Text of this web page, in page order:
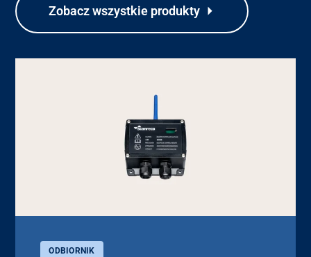
Zobacz wszystkie produkty
ODBIORNIK